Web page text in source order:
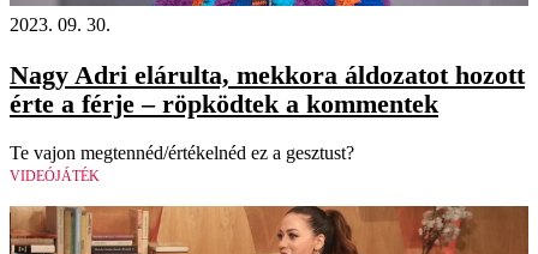
2023. 09. 30.
Nagy Adri elárulta, mekkora áldozatot hozott
érte a férje – röpködtek a kommentek
Te vajon megtennéd/értékelnéd ez a gesztust?
VIDEÓJÁTÉK